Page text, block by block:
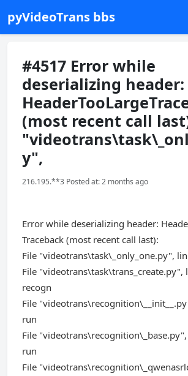
pyVideoTrans bbs
#4517 Error while
deserializing header:
(most recent call
y",
216.195.**3 Posted at: 2 months ago
Error while deserializing header:
Traceback (most recent call last):
File "videotrans\task\_only_one.py",
File "videotrans\task\trans_create.py",
recogn
File
run
File
run
File